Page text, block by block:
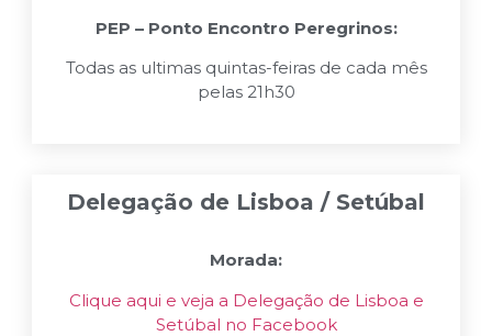
PEP – Ponto Encontro Peregrinos:
Todas as ultimas quintas-feiras de cada mês
pelas 21h30
Delegação de Lisboa / Setúbal
Morada:
Clique aqui e veja a Delegação de Lisboa e
Setúbal no Facebook